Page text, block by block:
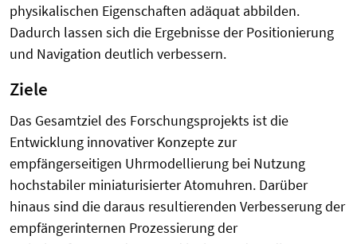
physikalischen Eigenschaften adäquat abbilden.
Dadurch lassen sich die Ergebnisse der Positionierung
und Navigation deutlich verbessern.
Ziele
Das Gesamtziel des Forschungsprojekts ist die
Entwicklung innovativer Konzepte zur
empfängerseitigen Uhrmodellierung bei Nutzung
hochstabiler miniaturisierter Atomuhren. Darüber
hinaus sind die daraus resultierenden Verbesserung der
empfängerinternen Prozessierung der